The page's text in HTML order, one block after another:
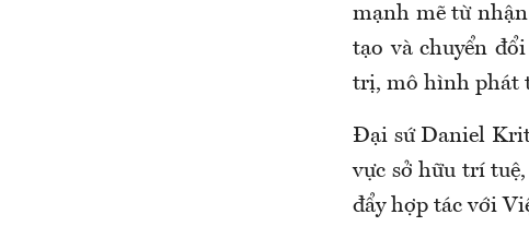
mạnh mẽ từ
tạo và chuyển
trị, mô hình phát
Đại sứ Daniel
vực sở hữu trí
đẩy hợp tác với